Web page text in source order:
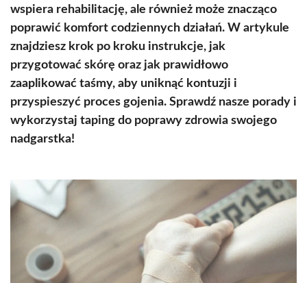
wspiera rehabilitację, ale również może znacząco
poprawić komfort codziennych działań. W artykule
znajdziesz krok po kroku instrukcje, jak
przygotować skórę oraz jak prawidłowo
zaaplikować taśmy, aby uniknąć kontuzji i
przyspieszyć proces gojenia. Sprawdź nasze porady i
wykorzystaj taping do poprawy zdrowia swojego
nadgarstka!